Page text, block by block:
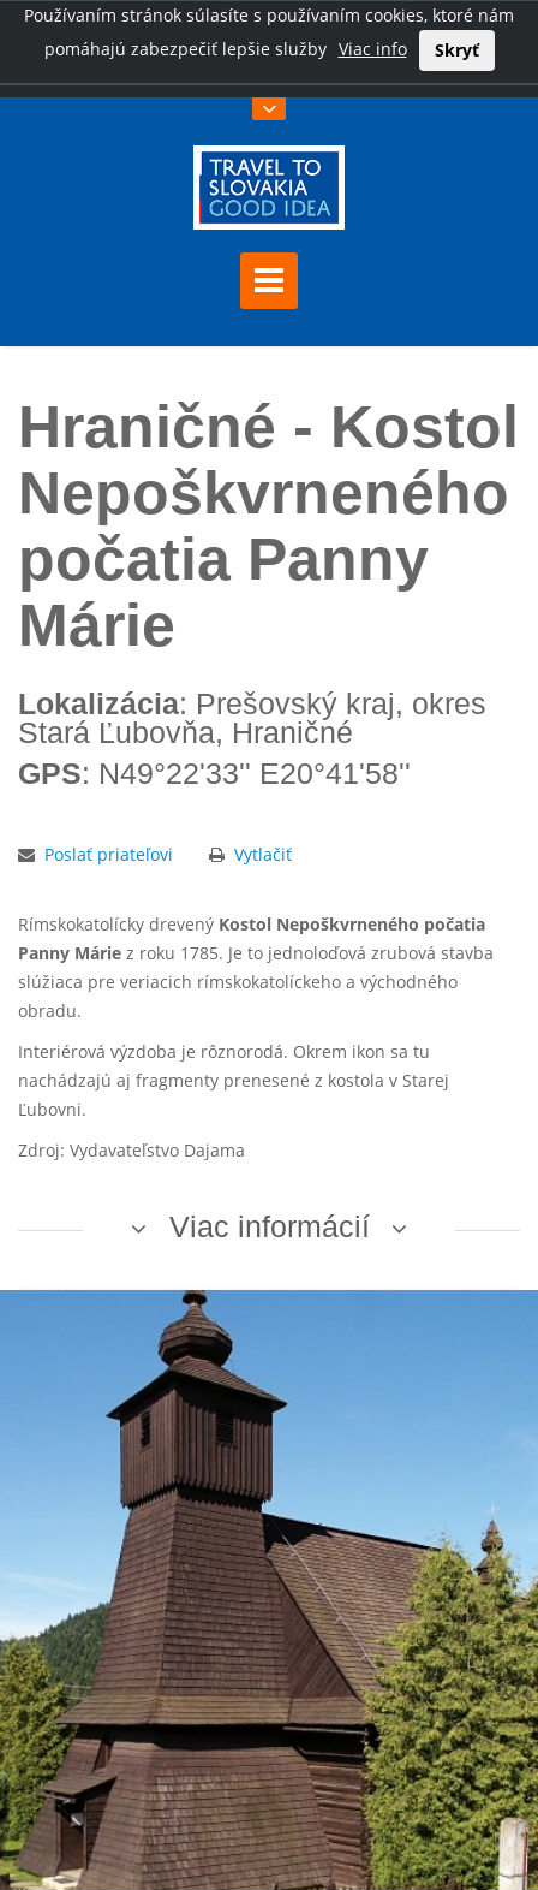
Používaním stránok súlasíte s používaním cookies, ktoré nám
pomáhajú zabezpečiť lepšie služby Viac info Skryť
Hraničné - Kostol Nepoškvrneného počatia Panny Márie
Hraničné - Kostol
Nepoškvrneného
počatia Panny
Márie
Lokalizácia: Prešovský kraj, okres
Stará Ľubovňa, Hraničné
GPS: N49°22'33'' E20°41'58''
Poslať priateľovi Vytlačiť
Rímskokatolícky drevený Kostol Nepoškvrneného počatia
Panny Márie z roku 1785. Je to jednoloďová zrubová stavba
slúžiaca pre veriacich rímskokatolíckeho a východného
obradu.
Interiérová výzdoba je rôznorodá. Okrem ikon sa tu
nachádzajú aj fragmenty prenesené z kostola v Starej
Ľubovni.
Zdroj: Vydavateľstvo Dajama
Viac informácií